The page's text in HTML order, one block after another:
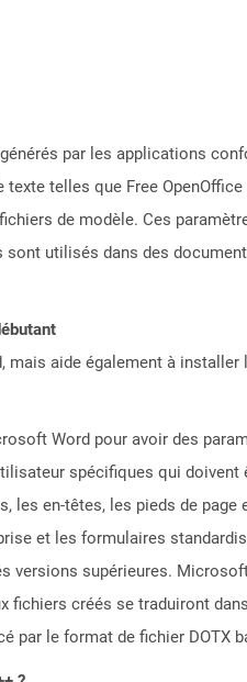
par les applications
telles que Free
de modèle. Ces
sont utilisés dans des
mais aide également à
Word pour avoir des
spécifiques qui
les en-têtes, les pieds de
et les formulaires
supérieures.
créés se traduiront
par le format de fichier DOTX